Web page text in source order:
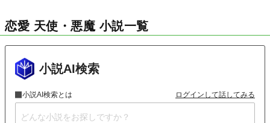
恋愛 天使・悪魔 小説一覧
小説AI検索
小説AI検索とは ログインして話してみる